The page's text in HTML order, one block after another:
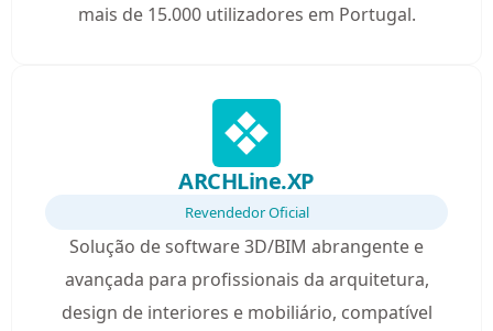
mais de 15.000 utilizadores em Portugal.
ARCHLine.XP
Revendedor Oficial
Solução de software 3D/BIM abrangente e
avançada para profissionais da arquitetura,
design de interiores e mobiliário, compatível